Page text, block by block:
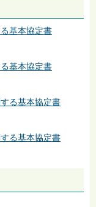
基本協定書
基本協定書
る基本協定書
る基本協定書